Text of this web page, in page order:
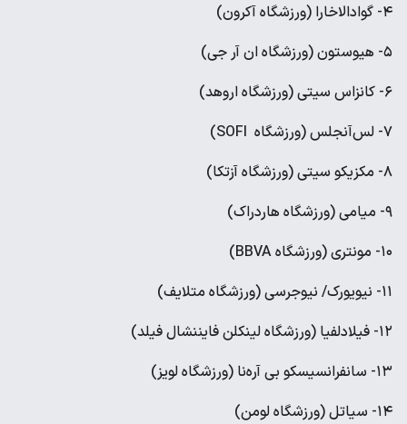
۴- گوادالاخارا (ورزشگاه آکرون)
۵- هیوستون (ورزشگاه ان آر جی)
۶- کانزاس سیتی (ورزشگاه اروهد)
۷- لس‌آنجلس (ورزشگاه SOFI)
۸- مکزیکو سیتی (ورزشگاه آزتکا)
۹- میامی (ورزشگاه هاردراک)
۱۰- مونتری (ورزشگاه BBVA)
۱۱- نیویورک/ نیوجرسی (ورزشگاه متلایف)
۱۲- فیلادلفیا (ورزشگاه لینکلن فایننشال فیلد)
۱۳- سانفرانسیسکو بی آره‌نا (ورزشگاه لویز)
۱۴- سیاتل (ورزشگاه لومن)